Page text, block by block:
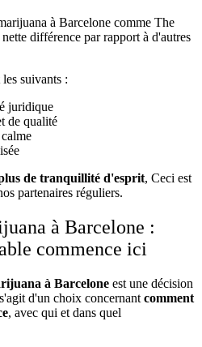
à Barcelone comme The
différence par rapport à d'autres
suivants :
juridique
de qualité
de tranquillité d'esprit, Ceci est
partenaires réguliers.
à Barcelone :
commence ici
à Barcelone est une décision
d'un choix concernant comment
, avec qui et dans quel